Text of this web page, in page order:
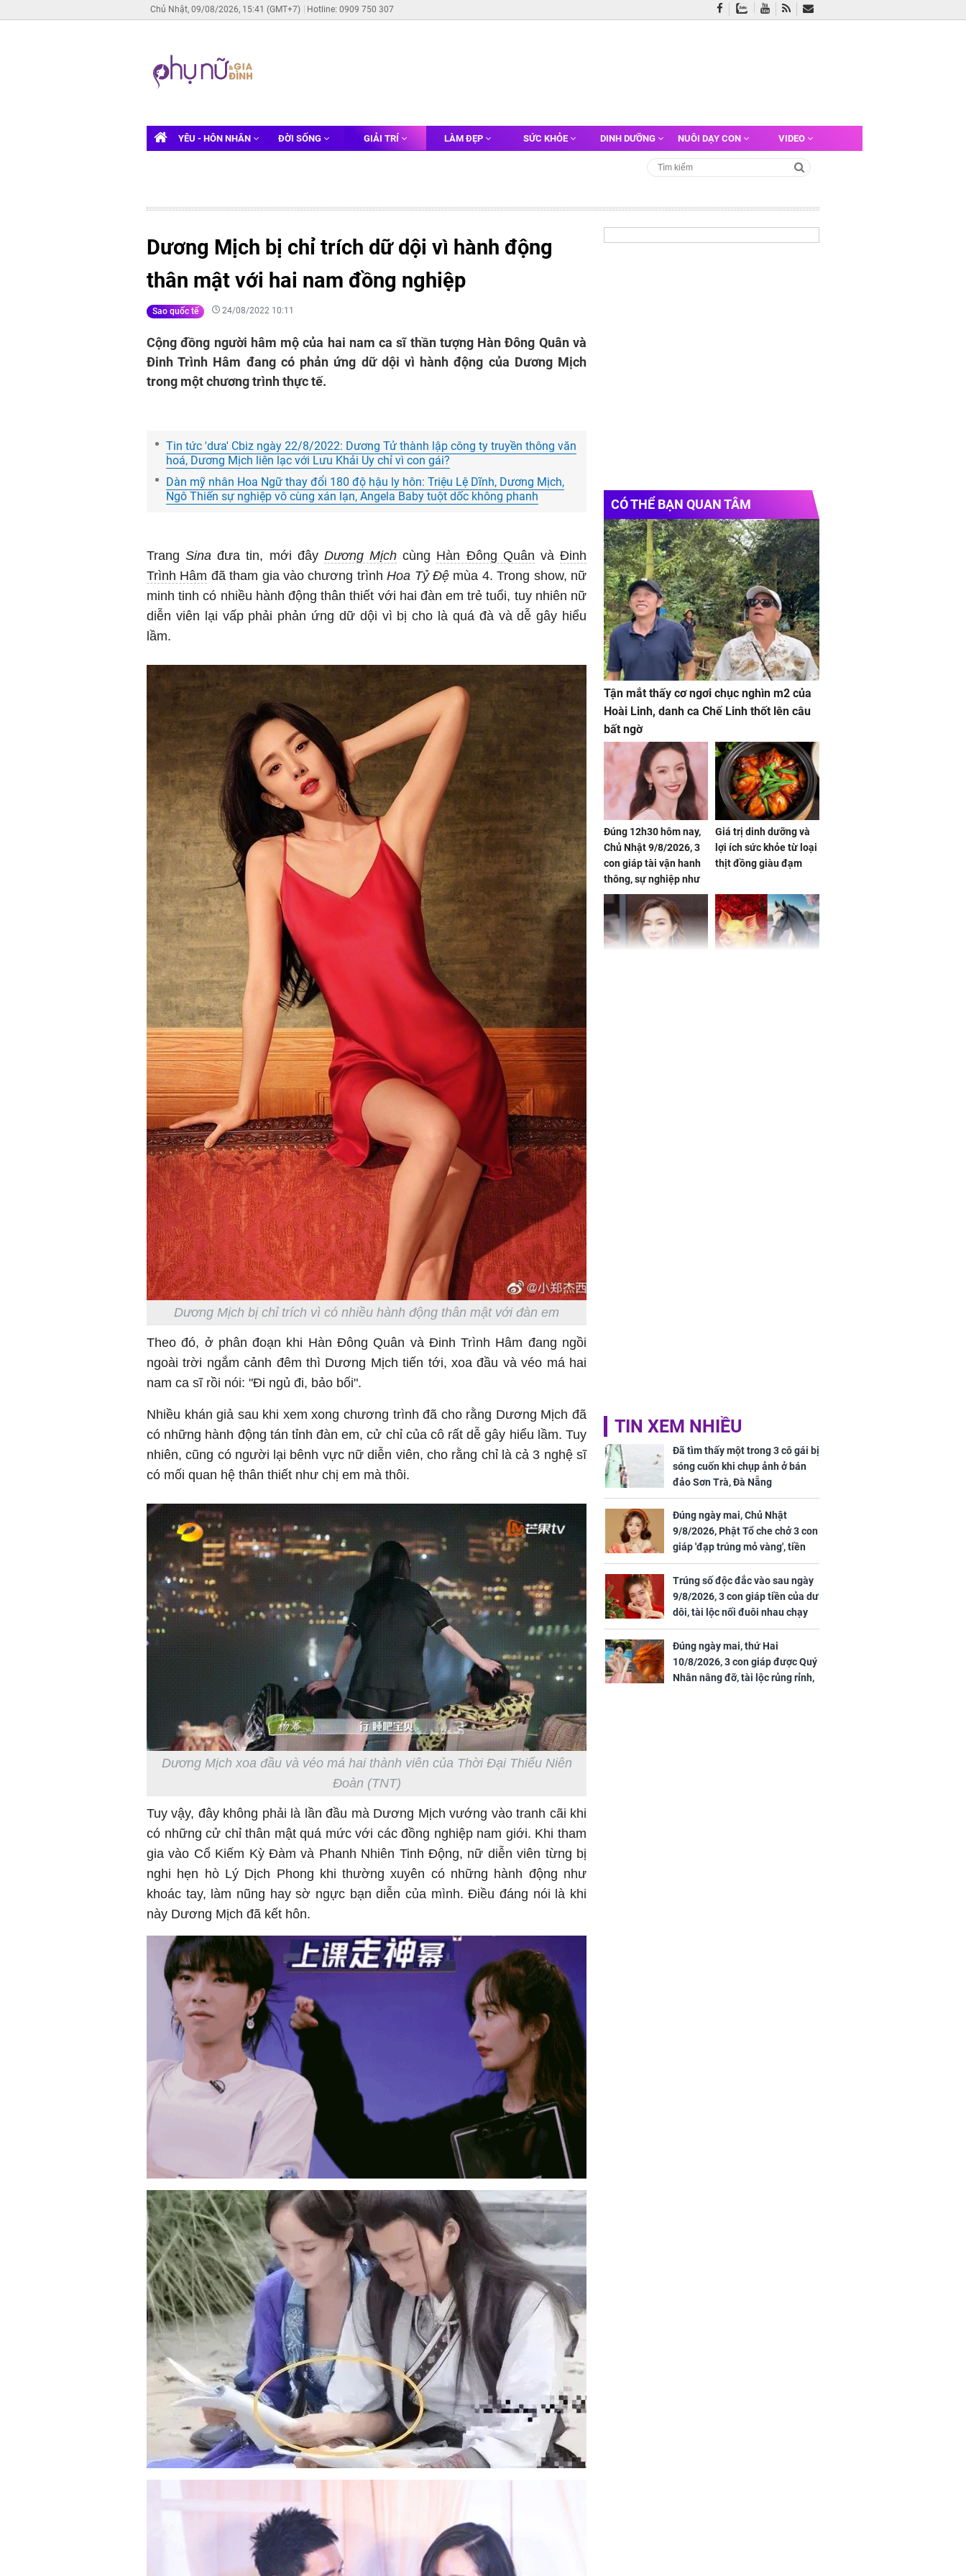
Chủ Nhật, 09/08/2026, 15:41 (GMT+7) Hotline: 0909 750 307
YÊU - HÔN NHÂN ĐỜI SỐNG GIẢI TRÍ LÀM ĐẸP SỨC KHỎE DINH DƯỠNG NUÔI DẠY CON VIDEO
Dương Mịch bị chỉ trích dữ dội vì hành động
thân mật với hai nam đồng nghiệp
Sao quốc tế 24/08/2022 10:11
Cộng đồng người hâm mộ của hai nam ca sĩ thần tượng Hàn Đông Quân và
Đinh Trình Hâm đang có phản ứng dữ dội vì hành động của Dương Mịch
trong một chương trình thực tế.
Tin tức 'dưa' Cbiz ngày 22/8/2022: Dương Tử thành lập công ty truyền thông văn
hoá, Dương Mịch liên lạc với Lưu Khải Uy chỉ vì con gái?
Dàn mỹ nhân Hoa Ngữ thay đổi 180 độ hậu ly hôn: Triệu Lệ Dĩnh, Dương Mịch,
Ngô Thiến sự nghiệp vô cùng xán lạn, Angela Baby tuột dốc không phanh
TrangSina đưa tin, mới đây Dương Mịch cùng Hàn Đông Quân vàĐinh
Trình Hâm đã tham gia vào chương trìnhHoa Tỷ Đệ mùa 4. Trong show, nữ
minh tinh có nhiều hành động thân thiết với hai đàn em trẻ tuổi, tuy nhiên nữ
diễn viên lại vấp phải phản ứng dữ dội vì bị cho là quá đà và dễ gây hiểu
lầm.
Dương Mịch bị chỉ trích vì có nhiều hành động thân mật với đàn em
Theo đó, ở phân đoạn khi Hàn Đông Quân và Đinh Trình Hâm đang ngồi
ngoài trời ngắm cảnh đêm thì Dương Mịch tiến tới, xoa đầu và véo má hai
nam ca sĩ rồi nói: "Đi ngủ đi, bảo bối".
Nhiều khán giả sau khi xem xong chương trình đã cho rằng Dương Mịch đã
có những hành động tán tỉnh đàn em, cử chỉ của cô rất dễ gây hiểu lầm. Tuy
nhiên, cũng có người lại bênh vực nữ diễn viên, cho rằng chỉ là cả 3 nghệ sĩ
có mối quan hệ thân thiết như chị em mà thôi.
Dương Mịch xoa đầu và véo má hai thành viên của Thời Đại Thiếu Niên
Đoàn (TNT)
Tuy vậy, đây không phải là lần đầu mà Dương Mịch vướng vào tranh cãi khi
có những cử chỉ thân mật quá mức với các đồng nghiệp nam giới. Khi tham
gia vào Cổ Kiếm Kỳ Đàm và Phanh Nhiên Tinh Động, nữ diễn viên từng bị
nghi hẹn hò Lý Dịch Phong khi thường xuyên có những hành động như
khoác tay, làm nũng hay sờ ngực bạn diễn của mình. Điều đáng nói là khi
này Dương Mịch đã kết hôn.
CÓ THỂ BẠN QUAN TÂM
Tận mắt thấy cơ ngơi chục nghìn m2 của
Hoài Linh, danh ca Chế Linh thốt lên câu
bất ngờ
Đúng 12h30 hôm nay,
Chủ Nhật 9/8/2026, 3
con giáp tài vận hanh
thông, sự nghiệp như
'cá chép hóa Rồng', vét
cạn lộc lá trong thiên
hạ
Giá trị dinh dưỡng và
lợi ích sức khỏe từ loại
thịt đồng giàu đạm
TIN XEM NHIỀU
Đã tìm thấy một trong 3 cô gái bị
sóng cuốn khi chụp ảnh ở bán
đảo Sơn Trà, Đà Nẵng
Đúng ngày mai, Chủ Nhật
9/8/2026, Phật Tổ che chở 3 con
giáp 'đạp trúng mỏ vàng', tiền
bạc nhiều như lá sung, sự
nghiệp vượng phát
Trúng số độc đắc vào sau ngày
9/8/2026, 3 con giáp tiền của dư
dôi, tài lộc nối đuôi nhau chạy
vào nhà, sự nghiệp phất lên
trông thấy
Đúng ngày mai, thứ Hai
10/8/2026, 3 con giáp được Quý
Nhân nâng đỡ, tài lộc rủng rỉnh,